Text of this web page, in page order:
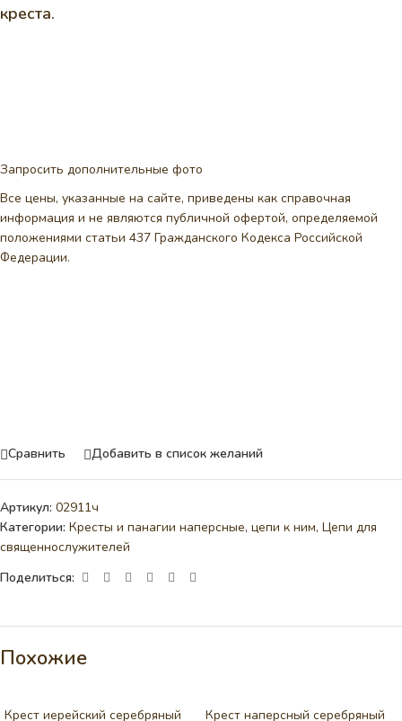
креста.
Запросить дополнительные фото
Все цены, указанные на сайте, приведены как справочная
информация и не являются публичной офертой, определяемой
положениями статьи 437 Гражданского Кодекса Российской
Федерации.
Сравнить Добавить в список желаний
Артикул: 02911ч
Категории: Кресты и панагии наперсные, цепи к ним, Цепи для
священнослужителей
Поделиться:
Похожие
Крест иерейский серебряный
Крест наперсный серебряный